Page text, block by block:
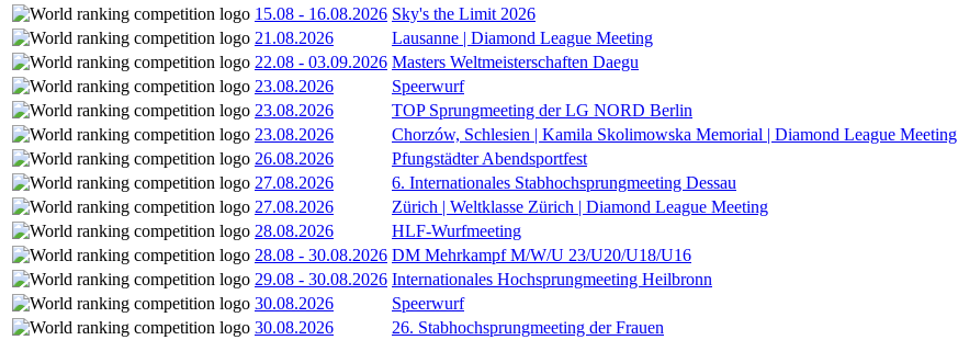
15.08 - 16.08.2026 Sky's the Limit 2026
21.08.2026
Lausanne | Diamond League Meeting
22.08 - 03.09.2026 Masters Weltmeisterschaften Daegu
23.08.2026
Speerwurf
23.08.2026
TOP Sprungmeeting der LG NORD Berlin
23.08.2026
Chorzów, Schlesien | Kamila Skolimowska Memorial | Diamond League Meeting
26.08.2026
Pfungstädter Abendsportfest
27.08.2026
6. Internationales Stabhochsprungmeeting Dessau
27.08.2026
Zürich | Weltklasse Zürich | Diamond League Meeting
28.08.2026
HLF-Wurfmeeting
28.08 - 30.08.2026 DM Mehrkampf M/W/U 23/U20/U18/U16
29.08 - 30.08.2026 Internationales Hochsprungmeeting Heilbronn
30.08.2026
Speerwurf
30.08.2026
26. Stabhochsprungmeeting der Frauen